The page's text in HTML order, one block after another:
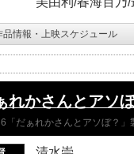
品情報・上映スケジュール
れかさんとアソ
「だぁれかさんとアソぼ？」